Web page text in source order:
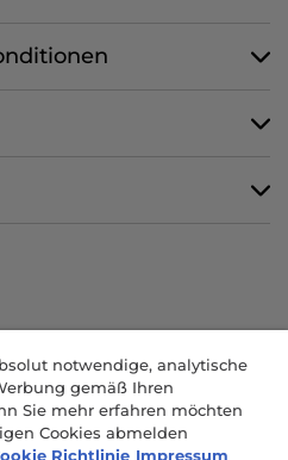
mit Alleingesellschafter -
Brugherio (MB) - Italien -
Eden Fumagalli snc - 20861
A-22 - 20871 Vimercate (MB) -
notwendige, analytische
gemäß Ihren
Sie mehr erfahren möchten
Cookies abmelden
Richtlinie Impressum